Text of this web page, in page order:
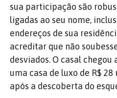
sua participação são
ligadas ao seu nome,
endereços de sua
acreditar que não
desviados. O casal
uma casa de luxo de R$
após a descoberta do